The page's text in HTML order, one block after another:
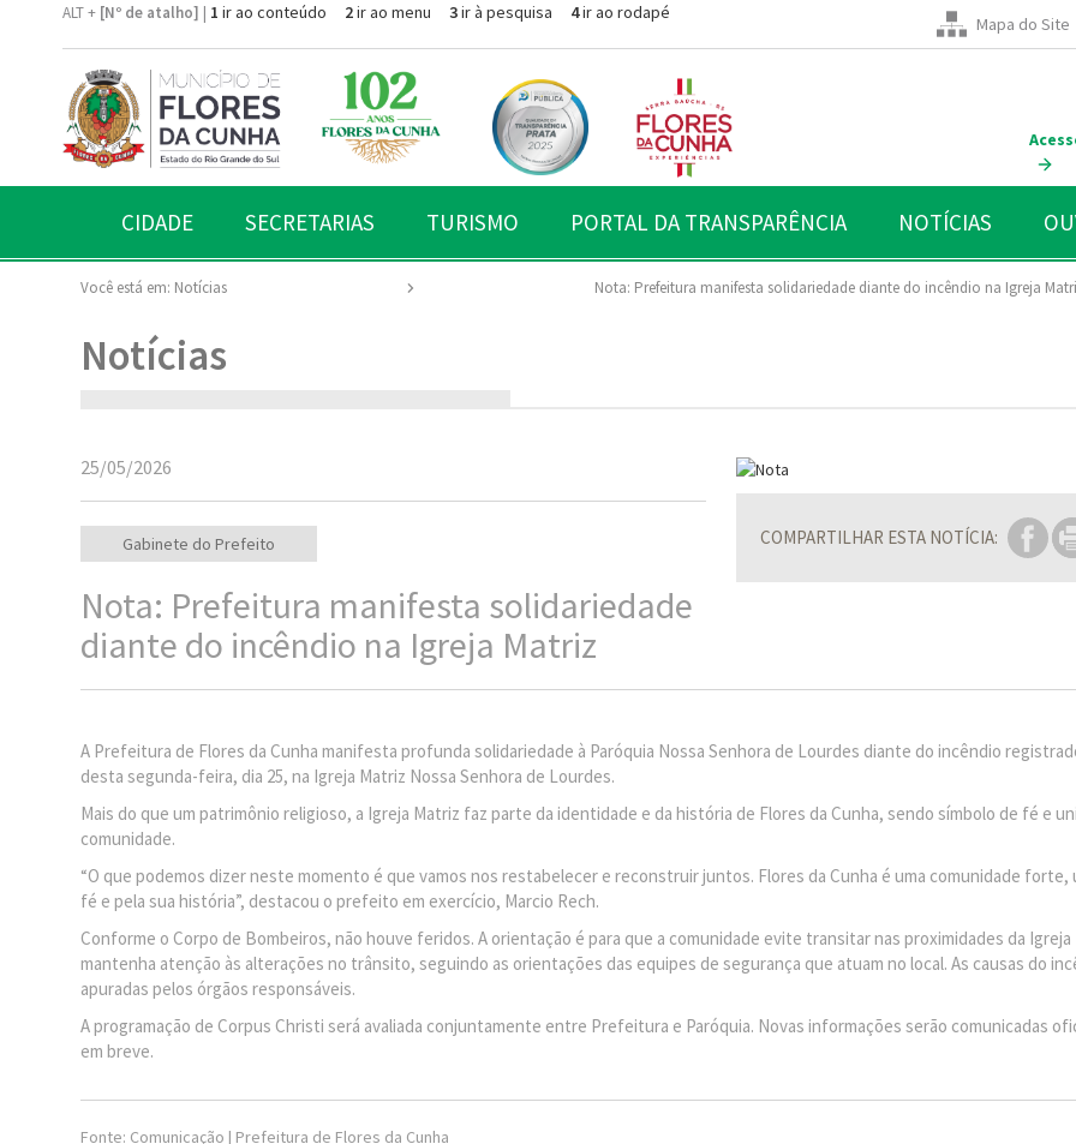
ALT + [Nº de atalho] | 1 ir ao conteúdo 2ir ao menu 3ir à pesquisa 4ir ao rodapé
Mapa do Site
CIDADE SECRETARIAS TURISMO PORTAL DA TRANSPARÊNCIA NOTÍCIAS
Você está em: Notícias Nota: Prefeitura manifesta solidariedade diante do incêndio na Igreja
Notícias
COMPARTILHAR ESTA NOTÍCIA:
25/05/2026
Gabinete do Prefeito
Nota: Prefeitura manifesta solidariedade
diante do incêndio na Igreja Matriz
A Prefeitura de Flores da Cunha manifesta profunda solidariedade à Paróquia Nossa Senhora de Lourdes diante do incêndio
desta segunda-feira, dia 25, na Igreja Matriz Nossa Senhora de Lourdes.
Mais do que um patrimônio religioso, a Igreja Matriz faz parte da identidade e da história de Flores da Cunha, sendo símbolo de fé e
comunidade.
“O que podemos dizer neste momento é que vamos nos restabelecer e reconstruir juntos. Flores da Cunha é uma comunidade forte,
fé e pela sua história”, destacou o prefeito em exercício, Marcio Rech.
Conforme o Corpo de Bombeiros, não houve feridos. A orientação é para que a comunidade evite transitar nas proximidades da
mantenha atenção às alterações no trânsito, seguindo as orientações das equipes de segurança que atuam no local. As causas do
apuradas pelos órgãos responsáveis.
A programação de Corpus Christi será avaliada conjuntamente entre Prefeitura e Paróquia. Novas informações serão comunicadas
em breve.
Fonte: Comunicação | Prefeitura de Flores da Cunha